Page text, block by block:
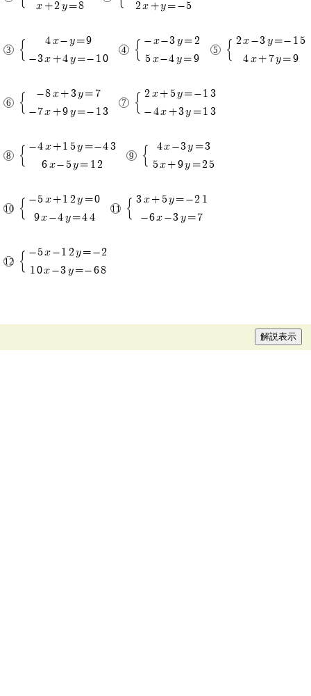
x+2y=8
2x+y=-5
4x-y=9
-3x+4y=-10
-x-3y=2
5x-4y=9
2x-3y=-15
4x+7y=9
-8x+3y=7
-7x+9y=-13
2x+5y=-13
-4x+3y=13
-4x+15y=-43
6x-5y=12
4x-3y=3
5x+9y=25
-5x+12y=0
9x-4y=44
3x+5y=-21
-6x-3y=7
-5x-12y=-2
10x-3y=-68
解説表示